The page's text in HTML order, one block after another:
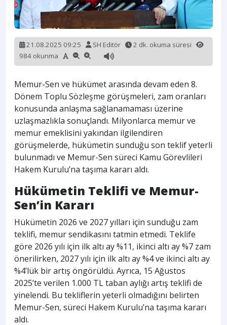
21.08.2025 09:25 SH Editör
2 dk. okuma süresi
984 okunma
Memur-Sen ve hükümet arasında devam eden 8.
Dönem Toplu Sözleşme görüşmeleri, zam oranları
konusunda anlaşma sağlanamaması üzerine
uzlaşmazlıkla sonuçlandı. Milyonlarca memur ve
memur emeklisini yakından ilgilendiren
görüşmelerde, hükümetin sunduğu son teklif yeterli
bulunmadı ve Memur-Sen süreci Kamu Görevlileri
Hakem Kurulu’na taşıma kararı aldı.
Hükümetin Teklifi ve Memur-
Sen’in Kararı
Hükümetin 2026 ve 2027 yılları için sunduğu zam
teklifi, memur sendikasını tatmin etmedi. Teklife
göre 2026 yılı için ilk altı ay %11, ikinci altı ay %7 zam
önerilirken, 2027 yılı için ilk altı ay %4 ve ikinci altı ay
%4’lük bir artış öngörüldü. Ayrıca, 15 Ağustos
2025’te verilen 1.000 TL taban aylığı artış teklifi de
yinelendi. Bu tekliflerin yeterli olmadığını belirten
Memur-Sen, süreci Hakem Kurulu’na taşıma kararı
aldı.